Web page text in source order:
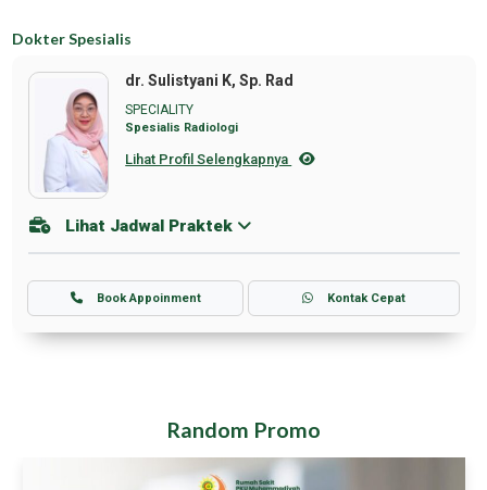
Dokter Spesialis
dr. Sulistyani K, Sp. Rad
SPECIALITY
Spesialis Radiologi
Lihat Profil Selengkapnya
Lihat Jadwal Praktek
Book Appoinment Kontak Cepat
Random Promo